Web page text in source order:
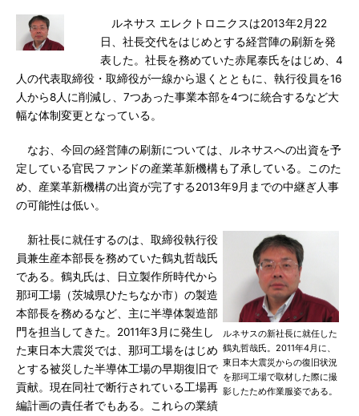
ルネサス エレクトロニクスは2013年2月22
日、社長交代をはじめとする経営陣の刷新を発
表した。社長を務めていた赤尾泰氏をはじめ、4
人の代表取締役・取締役が一線から退くとともに、執行役員を16
人から8人に削減し、7つあった事業本部を4つに統合するなど大
幅な体制変更となっている。
なお、今回の経営陣の刷新については、ルネサスへの出資を予
定している官民ファンドの産業革新機構も了承している。このた
め、産業革新機構の出資が完了する2013年9月までの中継ぎ人事
の可能性は低い。
ルネサスの新社長に就任した
鶴丸哲哉氏。2011年4月に、
東日本大震災からの復旧状況
を那珂工場で取材した際に撮
影したため作業服姿である。
新社長に就任するのは、取締役執行役
員兼生産本部長を務めていた鶴丸哲哉氏
である。鶴丸氏は、日立製作所時代から
那珂工場（茨城県ひたちなか市）の製造
本部長を務めるなど、主に半導体製造部
門を担当してきた。2011年3月に発生し
た東日本大震災では、那珂工場をはじめ
とする被災した半導体工場の早期復旧で
貢献。現在同社で断行されている工場再
編計画の責任者でもある。これらの業績